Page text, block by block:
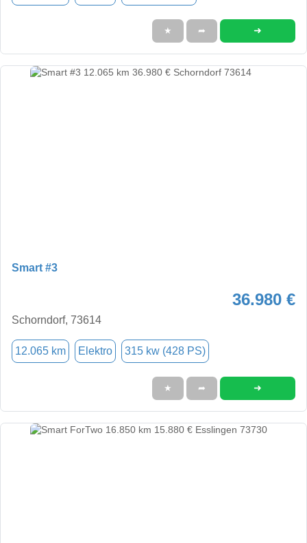
★ ➦ ➜
Smart #3
36.980 €
Schorndorf, 73614
12.065 km Elektro 315 kw (428 PS)
★ ➦ ➜